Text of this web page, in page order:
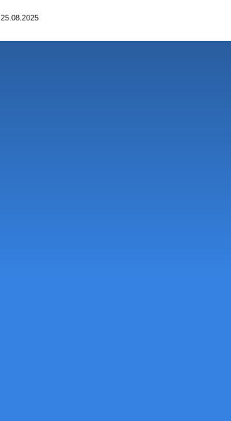
25.08.2025